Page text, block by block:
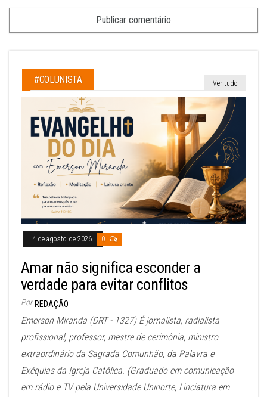
#COLUNISTA Ver tudo
4 de agosto de 2026 0
Amar não significa esconder a
verdade para evitar conflitos
Por REDAÇÃO
Emerson Miranda (DRT - 1327) É jornalista, radialista
profissional, professor, mestre de cerimônia, ministro
extraordinário da Sagrada Comunhão, da Palavra e
Exéquias da Igreja Católica. (Graduado em comunicação
em rádio e TV pela Universidade Uninorte, Linciatura em